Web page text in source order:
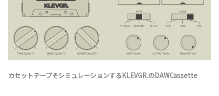
カセットテープそシミュレーションするKLEVGR.のDAWCassette